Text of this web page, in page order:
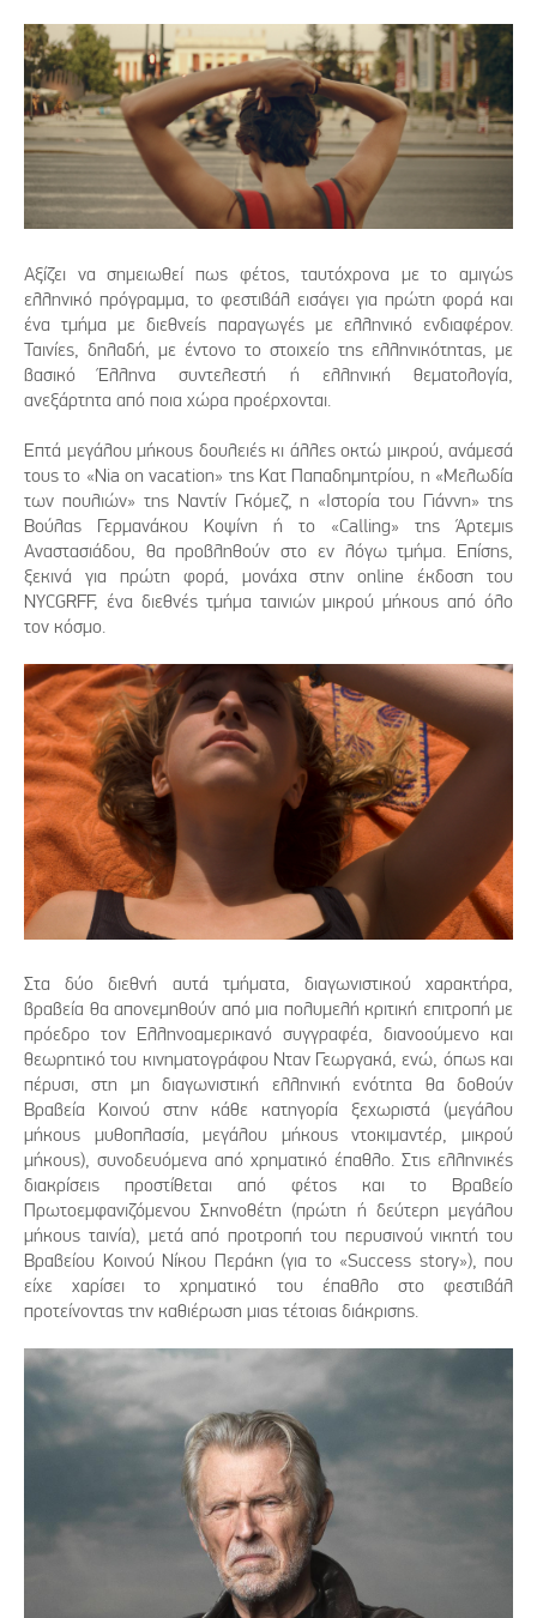
Αξίζει να σημειωθεί πως φέτος, ταυτόχρονα με το αμιγώς
ελληνικό πρόγραμμα, το φεστιβάλ εισάγει για πρώτη φορά και
ένα τμήμα με διεθνείς παραγωγές με ελληνικό ενδιαφέρον.
Ταινίες, δηλαδή, με έντονο το στοιχείο της ελληνικότητας, με
βασικό Έλληνα συντελεστή ή ελληνική θεματολογία,
ανεξάρτητα από ποια χώρα προέρχονται.
Επτά μεγάλου μήκους δουλειές κι άλλες οκτώ μικρού, ανάμεσά
τους το «Nia on vacation» της Κατ Παπαδημητρίου, η «Μελωδία
των πουλιών» της Ναντίν Γκόμεζ, η «Ιστορία του Γιάννη» της
Βούλας Γερμανάκου Κοψίνη ή το «Calling» της Άρτεμις
Αναστασιάδου, θα προβληθούν στο εν λόγω τμήμα. Επίσης,
ξεκινά για πρώτη φορά, μονάχα στην online έκδοση του
NYCGRFF, ένα διεθνές τμήμα ταινιών μικρού μήκους από όλο
τον κόσμο.
Στα δύο διεθνή αυτά τμήματα, διαγωνιστικού χαρακτήρα,
βραβεία θα απονεμηθούν από μια πολυμελή κριτική επιτροπή με
πρόεδρο τον Ελληνοαμερικανό συγγραφέα, διανοούμενο και
θεωρητικό του κινηματογράφου Νταν Γεωργακά, ενώ, όπως και
πέρυσι, στη μη διαγωνιστική ελληνική ενότητα θα δοθούν
Βραβεία Κοινού στην κάθε κατηγορία ξεχωριστά (μεγάλου
μήκους μυθοπλασία, μεγάλου μήκους ντοκιμαντέρ, μικρού
μήκους), συνοδευόμενα από χρηματικό έπαθλο. Στις ελληνικές
διακρίσεις προστίθεται από φέτος και το Βραβείο
Πρωτοεμφανιζόμενου Σκηνοθέτη (πρώτη ή δεύτερη μεγάλου
μήκους ταινία), μετά από προτροπή του περυσινού νικητή του
Βραβείου Κοινού Νίκου Περάκη (για το «Success story»), που
είχε χαρίσει το χρηματικό του έπαθλο στο φεστιβάλ
προτείνοντας την καθιέρωση μιας τέτοιας διάκρισης.